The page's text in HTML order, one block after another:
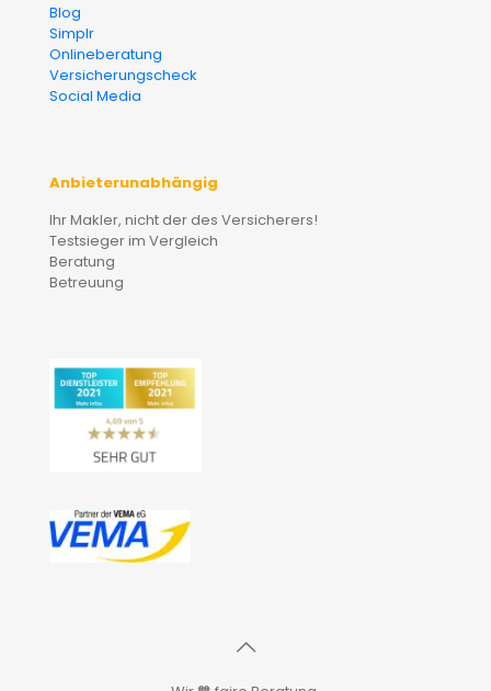
Blog
Simplr
Onlineberatung
Versicherungscheck
Social Media
Anbieterunabhängig
Ihr Makler, nicht der des Versicherers!
Testsieger im Vergleich
Beratung
Betreuung